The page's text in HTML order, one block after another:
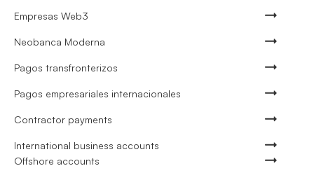
Empresas Web3
Neobanca Moderna
Pagos transfronterizos
Pagos empresariales internacionales
Contractor payments
International business accounts
Offshore accounts